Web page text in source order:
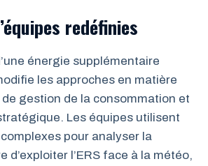
redéfinies
énergie supplémentaire
les approches en matière
de gestion de la consommation et
Les équipes utilisent
pour analyser la
d’exploiter l’ERS face à la météo,